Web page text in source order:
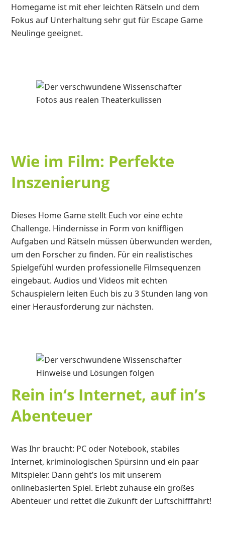
Homegame ist mit eher leichten Rätseln und dem
Fokus auf Unterhaltung sehr gut für Escape Game
Neulinge geeignet.
Wie im Film: Perfekte
Inszenierung
Dieses Home Game stellt Euch vor eine echte
Challenge. Hindernisse in Form von kniffligen
Aufgaben und Rätseln müssen überwunden werden,
um den Forscher zu finden. Für ein realistisches
Spielgefühl wurden professionelle Filmsequenzen
eingebaut. Audios und Videos mit echten
Schauspielern leiten Euch bis zu 3 Stunden lang von
einer Herausforderung zur nächsten.
Rein in‘s Internet, auf in’s
Abenteuer
Was Ihr braucht: PC oder Notebook, stabiles
Internet, kriminologischen Spürsinn und ein paar
Mitspieler. Dann geht’s los mit unserem
onlinebasierten Spiel. Erlebt zuhause ein großes
Abenteuer und rettet die Zukunft der Luftschifffahrt!